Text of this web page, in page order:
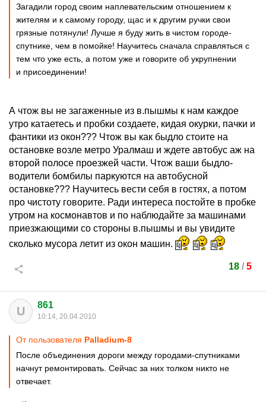
Загадили город своим наплевательским отношением к
жителям и к самому городу, щас и к другим ручки свои
грязные потянули! Лучше я буду жить в чистом городе-
спутнике, чем в помойке! Научитесь сначала справляться с
тем что уже есть, а потом уже и говорите об укрупнении
и присоединении!
А чтож вы не загаженные из в.пышмы к нам каждое
утро катаетесь и пробки создаете, кидая окурки, пачки и
фантики из окон??? Чтож вы как быдло стоите на
остановке возле метро Уралмаш и ждете автобус аж на
второй полосе проезжей части. Чтож ваши быдло-
водители бомбилы паркуются на автобусной
остановке??? Научитесь вести себя в гостях, а потом
про чистоту говорите. Ради интереса постойте в пробке
утром на космонавтов и по наблюдайте за машинами
приезжающими со стороны в.пышмы и вы увидите
сколько мусора летит из окон машин.
18 / 5
U 861
10:14, 20.04.2010
От пользователя Palladium-8
После объединения дороги между городами-спутниками
начнут ремонтировать. Сейчас за них толком никто не
отвечает.